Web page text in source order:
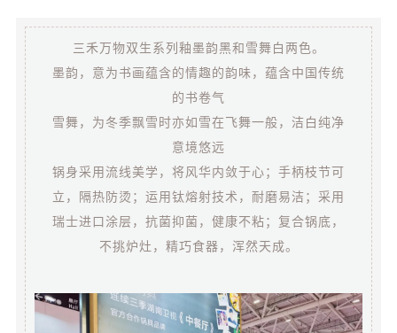
三禾万物双生系列釉墨韵黑和雪舞白两色。
墨韵，意为书画蕴含的情趣的韵味，蕴含中国传统
的书卷气
雪舞，为冬季飘雪时亦如雪在飞舞一般，洁白纯净
意境悠远
锅身采用流线美学，将风华内敛于心；手柄枝节可
立，隔热防烫；运用钛熔射技术，耐磨易洁；采用
瑞士进口涂层，抗菌抑菌，健康不粘；复合锅底，
不挑炉灶，精巧食器，浑然天成。